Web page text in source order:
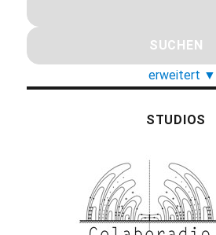
erweitert ▼
STUDIOS